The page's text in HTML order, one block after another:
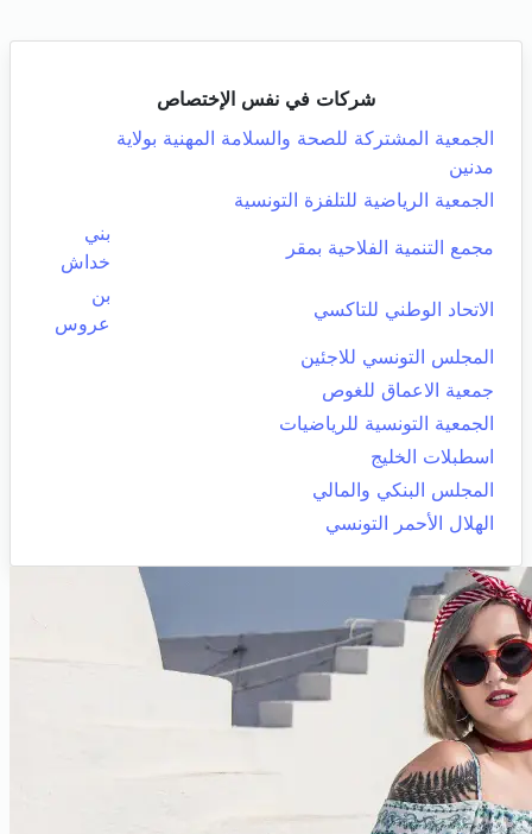
شركات في نفس الإختصاص
الجمعية المشتركة للصحة والسلامة المهنية بولاية
مدنين
الجمعية الرياضية للتلفزة التونسية
مجمع التنمية الفلاحية بمقر
بني
خداش
الاتحاد الوطني للتاكسي
بن
عروس
المجلس التونسي للاجئين
جمعية الاعماق للغوص
الجمعية التونسية للرياضيات
اسطبلات الخليج
المجلس البنكي والمالي
الهلال الأحمر التونسي